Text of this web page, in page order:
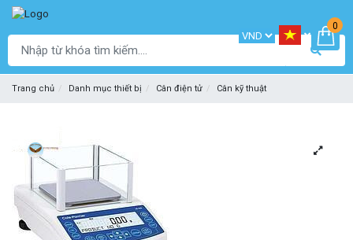
0
Trang chủ Danh mục thiết bị Cân điện tử Cân kỹ thuật